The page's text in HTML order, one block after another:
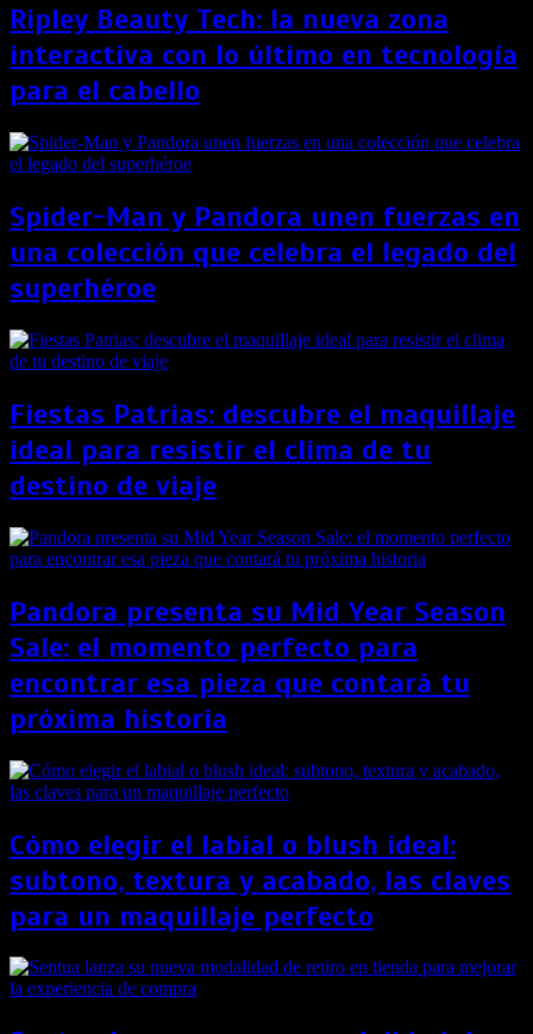
Ripley Beauty Tech: la nueva zona
interactiva con lo último en tecnología
para el cabello
Spider-Man y Pandora unen fuerzas en
una colección que celebra el legado del
superhéroe
Fiestas Patrias: descubre el maquillaje
ideal para resistir el clima de tu
destino de viaje
Pandora presenta su Mid Year Season
Sale: el momento perfecto para
encontrar esa pieza que contará tu
próxima historia
Cómo elegir el labial o blush ideal:
subtono, textura y acabado, las claves
para un maquillaje perfecto